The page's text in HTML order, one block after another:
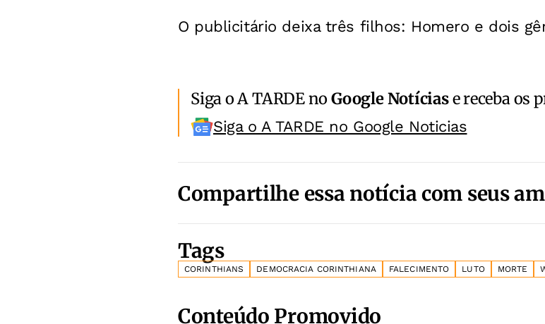
O publicitário deixa três filhos: Homero e dois
Siga o A TARDE noGoogle Notíciase receba os
Siga o A TARDE no Google Noticias
Compartilhe essa notícia com seus
Tags
CORINTHIANS DEMOCRACIA CORINTHIANA FALECIMENTO LUTO MORTE